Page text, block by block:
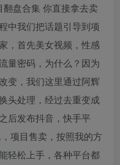
盘合集 你直接拿去卖
中我们把话题引导到项
，首先美女视频，性感
量密码，为什么？因为
变，我们这里通过阿辉
头处理，经过去重变成
后发布抖音，快手平
项目售卖，按照我的方
轻松上手，各种平台都